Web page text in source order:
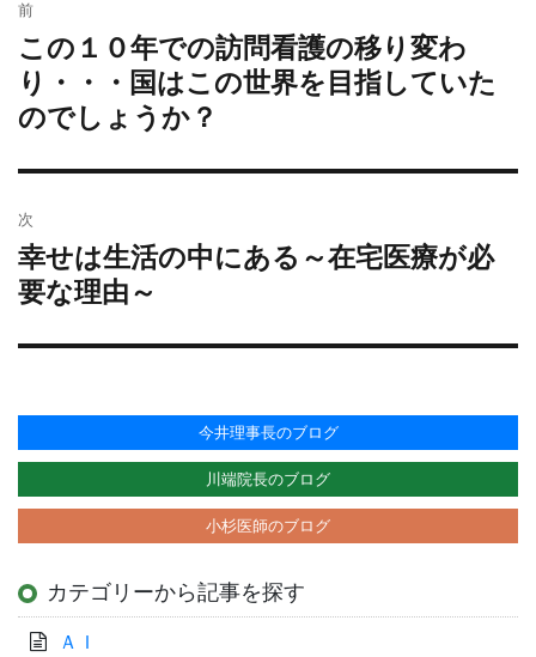
ー
稿
ナ
ビ
ゲ
ョ
ン
前
過
去
の
投
この１０年での訪問看護の移り変わ
り・・・国はこの世界を目指していた
のでしょうか？
次
次
の
投
稿:
幸せは生活の中にある～在宅医療が必
要な理由～
今井理事長のブログ
川端院長のブログ
小杉医師のブログ
カテゴリーから記事を探す
ＡＩ